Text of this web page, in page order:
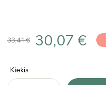
33,41 € 30,07 €
Kiekis